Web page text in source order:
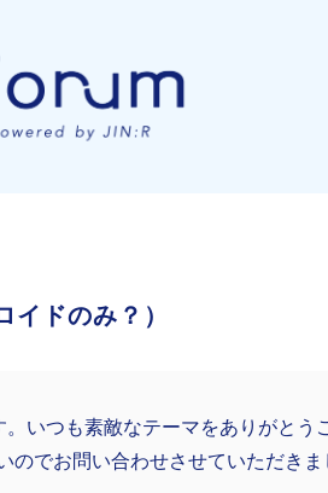
ドのみ？）
いつも素敵なテーマをありがとう
でお問い合わせさせていただきま